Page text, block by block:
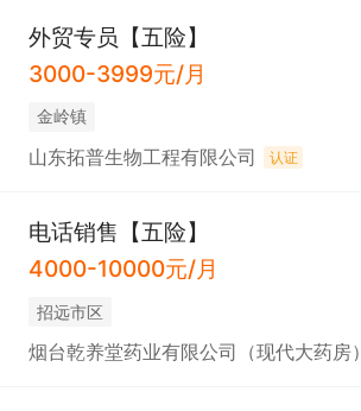
外贸专员【五险】
3000-3999元/月
金岭镇
山东拓普生物工程有限公司 认证
电话销售【五险】
4000-10000元/月
招远市区
烟台乾养堂药业有限公司（现代大药房）